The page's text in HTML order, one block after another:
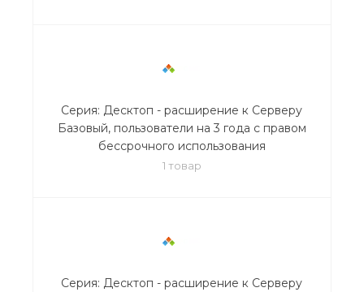
Серия: Десктоп - расширение к Серверу
Базовый, пользователи на 3 года с правом
бессрочного использования
1 товар
Серия: Десктоп - расширение к Серверу